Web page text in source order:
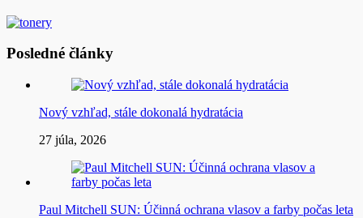
Posledné články
Nový vzhľad, stále dokonalá hydratácia
27 júla, 2026
Paul Mitchell SUN: Účinná ochrana vlasov a farby počas leta